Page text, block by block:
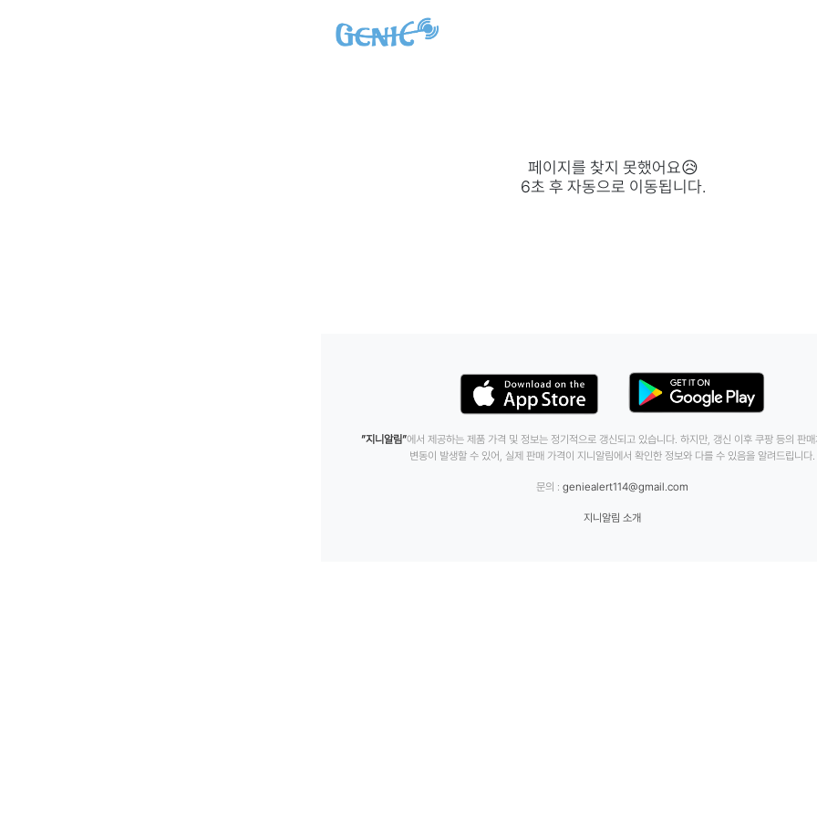
페이지를 찾지 못했어요😥
6초 후 자동으로 이동됩니다.
”지니알림”에서 제공하는 제품 가격 및 정보는 정기적으로 갱신되고 있습니다. 하지만, 갱신 이후 쿠팡 등의 판
변동이 발생할 수 있어, 실제 판매 가격이 지니알림에서 확인한 정보와 다를 수 있음을 알려드립니다.
문의 :geniealert114@gmail.com
지니알림 소개